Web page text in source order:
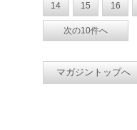
14 15 16
次の10件へ
マガジントップへ